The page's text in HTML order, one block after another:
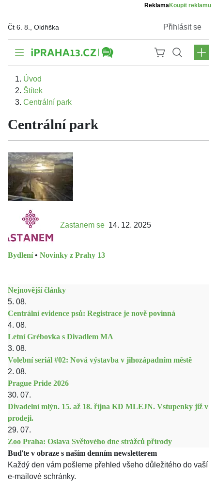
ReklamaKoupit reklamu
Čt 6. 8., Oldřiška Přihlásit se
Úvod
Štítek
Centrální park
Centrální park
Zastanem se 14. 12. 2025
Bydlení • Novinky z Prahy 13
Nejnovější články
5. 08.
Centrální evidence psů: Registrace je nově povinná
4. 08.
Letní Grébovka s Divadlem MA
3. 08.
Volební seriál #02: Nová výstavba v jihozápadním městě
2. 08.
Prague Pride 2026
30. 07.
Divadelní mlýn. 15. až 18. října KD MLEJN. Vstupenky již v
prodeji.
29. 07.
Zoo Praha: Oslava Světového dne strážců přírody
Buďte v obraze s naším denním newsletterem
Každý den vám pošleme přehled všeho důležitého do vaší
e-mailové schránky.